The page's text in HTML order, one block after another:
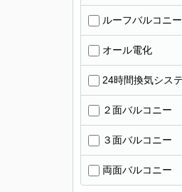
ルーフバルコニー
オール電化
24時間換気シス
２面バルコニー
３面バルコニー
両面バルコニー